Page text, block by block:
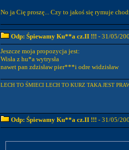
No ja Cię proszę... Czy to jakoś się rymuje
Odp: Śpiewamy Ku**a cz.II !!! - 31/05/
Jeszcze moja propozycja jest:
Wisła z hu*a wytrysła
nawet pan zdzisław pier***i odre widzisław
LECH TO ŚMIECI LECH TO KURZ TAKA JEST
Odp: Śpiewamy Ku**a cz.II !!! - 31/05/